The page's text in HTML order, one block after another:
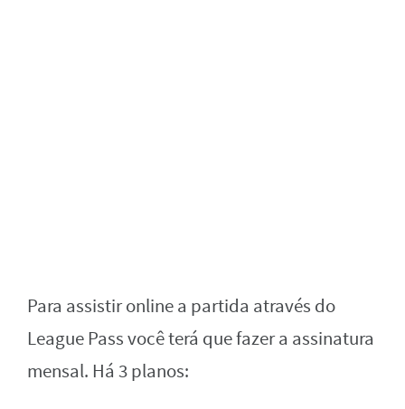
Para assistir online a partida através do
League Pass você terá que fazer a assinatura
mensal. Há 3 planos: